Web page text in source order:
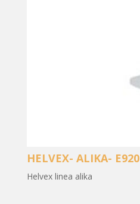
HELVEX- ALIKA- E920
Helvex linea alika